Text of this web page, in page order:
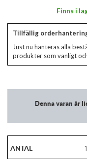
Finns i
Tillfällig
Just nu hanteras alla
produkter som vanligt
Denna varan är
ANTAL